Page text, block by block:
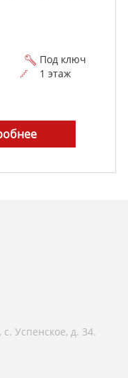
Под ключ
1 этаж
Успенское, д. 34.